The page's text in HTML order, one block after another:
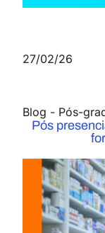
27/02/26
Blog - Pós-
Pós